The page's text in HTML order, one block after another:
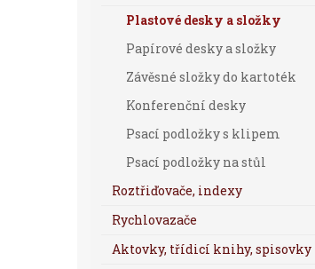
Plastové desky a složky
Papírové desky a složky
Závěsné složky do kartoték
Konferenční desky
Psací podložky s klipem
Psací podložky na stůl
Roztřiďovače, indexy
Rychlovazače
Aktovky, třídicí knihy, spisovky